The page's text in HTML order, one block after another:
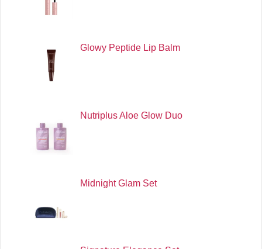
Glowy Peptide Lip Balm
Nutriplus Aloe Glow Duo
Midnight Glam Set